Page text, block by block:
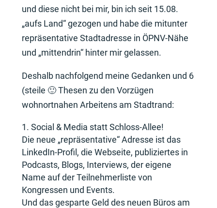
und diese nicht bei mir, bin ich seit 15.08.
„aufs Land“ gezogen und habe die mitunter
repräsentative Stadtadresse in ÖPNV-Nähe
und „mittendrin“ hinter mir gelassen.
Deshalb nachfolgend meine Gedanken und 6
(steile 🙂 Thesen zu den Vorzügen
wohnortnahen Arbeitens am Stadtrand:
Social & Media statt Schloss-Allee!
Die neue „repräsentative“ Adresse ist das
LinkedIn-Profil, die Webseite, publiziertes in
Podcasts, Blogs, Interviews, der eigene
Name auf der Teilnehmerliste von
Kongressen und Events.
Und das gesparte Geld des neuen Büros am